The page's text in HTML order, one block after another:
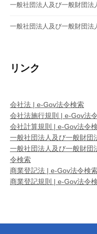
一般社団法人及び一般財団法
一般社団法人及び一般財団法
リンク
会社法 | e-Gov法令検索
会社法施行規則 | e-Gov法
会社計算規則 | e-Gov法令
一般社団法人及び一般財
一般社団法人及び一般財
令検索
商業登記法 | e-Gov法令検
商業登記規則 | e-Gov法令